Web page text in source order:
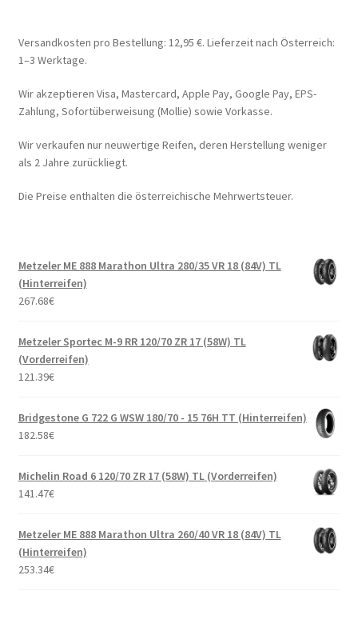
Versandkosten pro Bestellung: 12,95 €. Lieferzeit nach Österreich:
1–3 Werktage.
Wir akzeptieren Visa, Mastercard, Apple Pay, Google Pay, EPS-
Zahlung, Sofortüberweisung (Mollie) sowie Vorkasse.
Wir verkaufen nur neuwertige Reifen, deren Herstellung weniger
als 2 Jahre zurückliegt.
Die Preise enthalten die österreichische Mehrwertsteuer.
Metzeler ME 888 Marathon Ultra 280/35 VR 18 (84V) TL
(Hinterreifen)
267.68€
Metzeler Sportec M-9 RR 120/70 ZR 17 (58W) TL
(Vorderreifen)
121.39€
Bridgestone G 722 G WSW 180/70 - 15 76H TT (Hinterreifen)
182.58€
Michelin Road 6 120/70 ZR 17 (58W) TL (Vorderreifen)
141.47€
Metzeler ME 888 Marathon Ultra 260/40 VR 18 (84V) TL
(Hinterreifen)
253.34€